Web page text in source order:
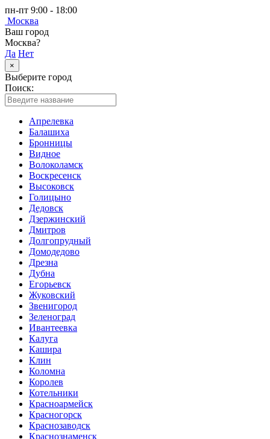
пн-пт 9:00 - 18:00
Москва
Ваш город
Москва?
Да Нет
×
Выберите город
Поиск:
Апрелевка
Балашиха
Бронницы
Видное
Волоколамск
Воскресенск
Высоковск
Голицыно
Дедовск
Дзержинский
Дмитров
Долгопрудный
Домодедово
Дрезна
Дубна
Егорьевск
Жуковский
Звенигород
Зеленоград
Ивантеевка
Калуга
Кашира
Клин
Коломна
Королев
Котельники
Красноармейск
Красногорск
Краснозаводск
Краснознаменск